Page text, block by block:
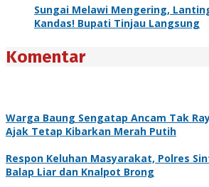
Sungai Melawi Mengering,
Kandas! Bupati Tinjau Langsung
Komentar
Warga Baung Sengatap Ancam Tak
Ajak Tetap Kibarkan Merah Putih
Respon Keluhan Masyarakat, Polres
Balap Liar dan Knalpot Brong